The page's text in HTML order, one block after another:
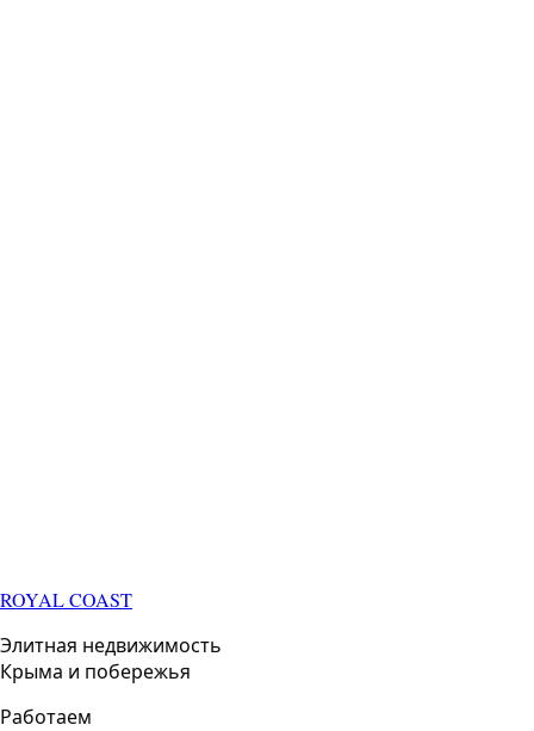
ROYAL COAST
Элитная недвижимость
Крыма и побережья
Работаем